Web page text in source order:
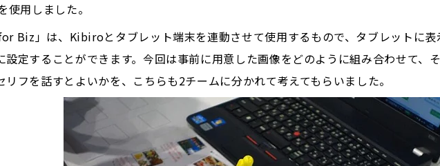
使用しました。
Biz」は、Kibiroとタブレット端末を連動させて使用するもので、タブレットに
設定することができます。今回は事前に用意した画像をどのように組み合わせて
リフを話すとよいかを、こちらも2チームに分かれて考えてもらいました。